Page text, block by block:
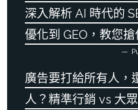
深入解析 AI 時代的
優化到 GEO，教您搶
廣告要打給所有人，
人？精準行銷 vs 大